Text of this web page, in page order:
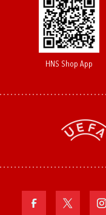
HNS Shop App